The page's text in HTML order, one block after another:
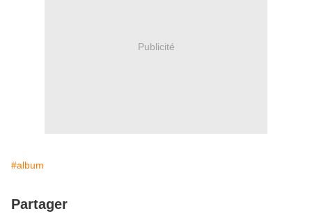
Publicité
#album
Partager